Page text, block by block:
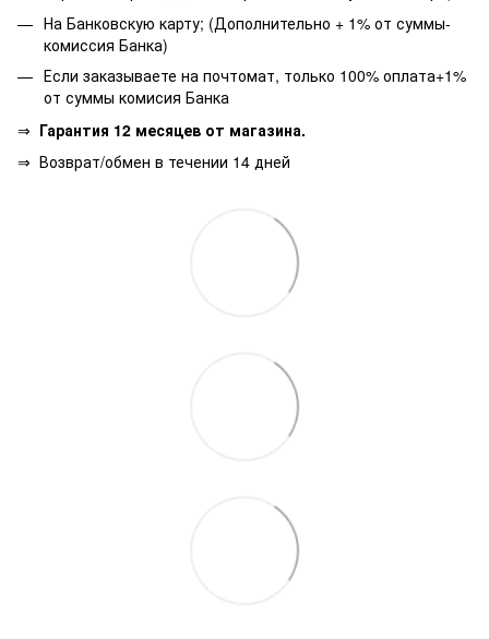
На Банковскую карту; (Дополнительно + 1% от суммы-
комиссия Банка)
Если заказываете на почтомат, только 100% оплата+1%
от суммы комисия Банка
⇒ Гарантия 12 месяцев от магазина.
⇒ Возврат/обмен в течении 14 дней